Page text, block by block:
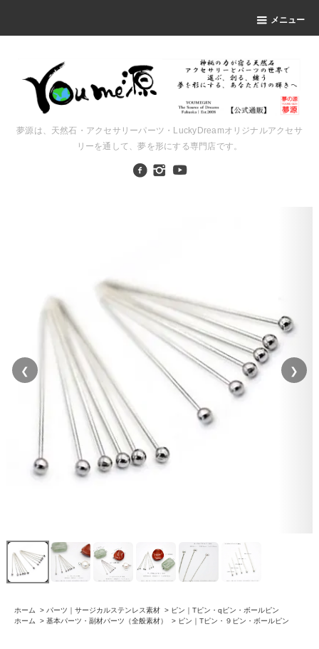
メニュー
夢源は、天然石・アクセサリーパーツ・LuckyDreamオリジナルアクセサ
リーを通して、夢を形にする専門店です。
❮ ❯
ホーム > パーツ｜サージカルステンレス素材 > ピン｜Tピン・qピン・ボールピン
ホーム
> 基本パーツ・副材パーツ（全般素材） > ピン｜Tピン・９ピン・ボールピン